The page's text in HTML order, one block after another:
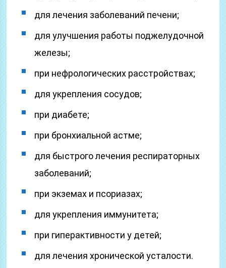
для лечения заболеваний печени;
для улучшения работы поджелудочной
железы;
при нефрологических расстройствах;
для укрепления сосудов;
при диабете;
при бронхиальной астме;
для быстрого лечения респираторных
заболеваний;
при экземах и псориазах;
для укрепления иммунитета;
при гиперактивности у детей;
для лечения хронической усталости.